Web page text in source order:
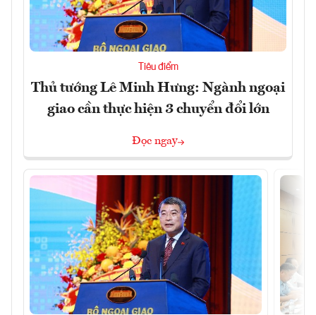
Tiêu điểm
Thủ tướng Lê Minh Hưng: Ngành ngoại
giao cần thực hiện 3 chuyển đổi lớn
Đọc ngay